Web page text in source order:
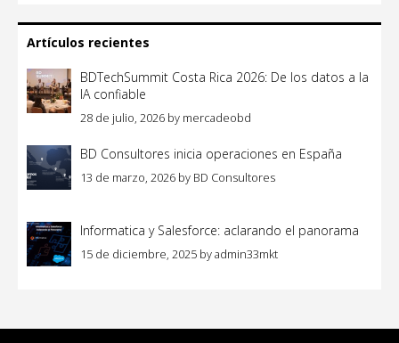
Artículos recientes
BDTechSummit Costa Rica 2026: De los datos a la
IA confiable
28 de julio, 2026 by mercadeobd
BD Consultores inicia operaciones en España
13 de marzo, 2026 by BD Consultores
Informatica y Salesforce: aclarando el panorama
15 de diciembre, 2025 byadmin33mkt